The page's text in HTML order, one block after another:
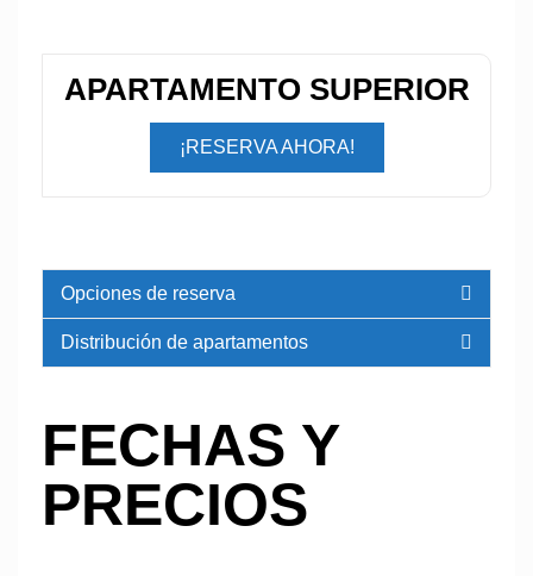
APARTAMENTO SUPERIOR
¡RESERVA AHORA!
Opciones de reserva
Distribución de apartamentos
FECHAS Y
PRECIOS